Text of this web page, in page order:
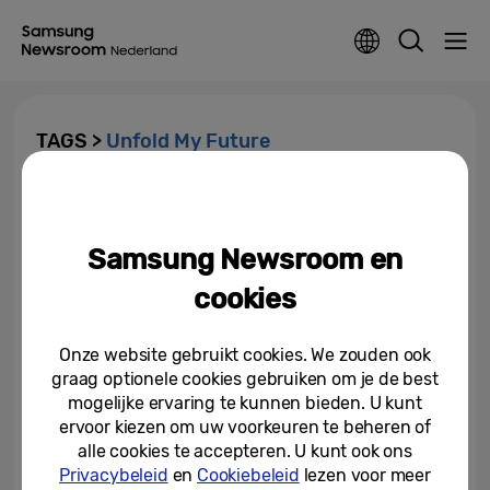
TAGS > Unfold My Future
19-08-2025
Samsung Newsroom en
cookies
Onze website gebruikt cookies. We zouden ook
graag optionele cookies gebruiken om je de best
mogelijke ervaring te kunnen bieden. U kunt
ervoor kiezen om uw voorkeuren te beheren of
alle cookies te accepteren. U kunt ook ons
Privacybeleid en Cookiebeleid lezen voor meer